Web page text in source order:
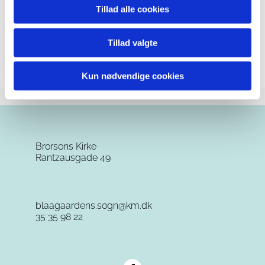
Tillad alle cookies
Tillad valgte
Kun nødvendige cookies
der giver diglyst til at gå lige hjem
og i gang
med at rydde op! Det bliver sjovt og nemt at
bruge tøjet i skabet.
Køb billet til en 50'erHER
Brorsons Kirke
Rantzausgade 49
blaagaardens.sogn@km.dk
35 35 98 22